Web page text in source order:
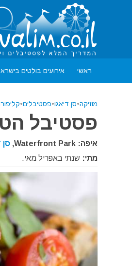
ראשי אירועים בולטים
מוזיקה•סן דיאגו•פסטיבלים•
פסטיבל
איפה: Waterfront Park, סן
מתי: שנתי באפריל מאי.